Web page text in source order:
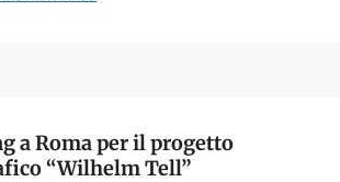
a Roma per il progetto
“Wilhelm Tell”